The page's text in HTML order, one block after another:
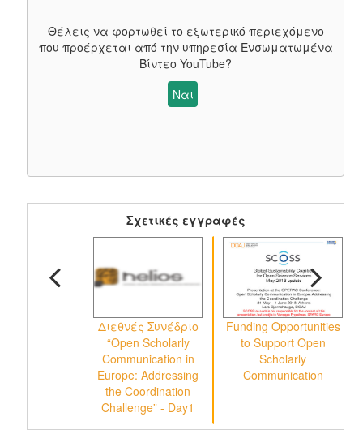
Θέλεις να φορτωθεί το εξωτερικό περιεχόμενο
που προέρχεται από την υπηρεσία Ενσωματωμένα
Βίντεο YouTube?
Ναι
Σχετικές εγγραφές
Διεθνές Συνέδριο
“Open Scholarly
Communication in
Europe: Addressing
the Coordination
Challenge” - Day1
Funding Opportunities
to Support Open
Scholarly
Communication